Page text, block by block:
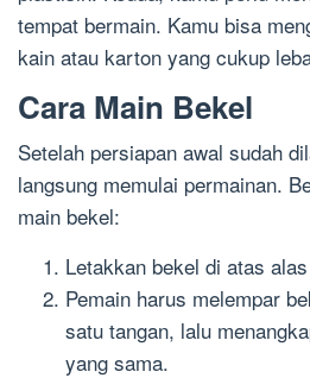
tempat bermain. Kamu bisa
kain atau karton yang cukup
Cara Main Bekel
Setelah persiapan awal sudah
langsung memulai permainan.
main bekel:
Letakkan bekel di atas
Pemain harus melempar
satu tangan, lalu
yang sama.